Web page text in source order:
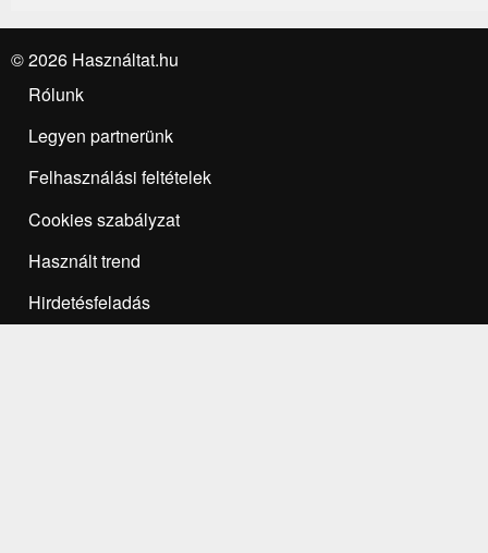
© 2026 Használtat.hu
Rólunk
Legyen partnerünk
Felhasználási feltételek
Cookies szabályzat
Használt trend
Hirdetésfeladás